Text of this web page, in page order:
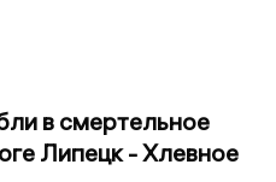
в смертельное
Липецк - Хлевное